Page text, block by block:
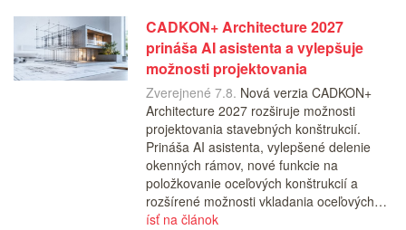
CADKON+ Architecture 2027
prináša AI asistenta a vylepšuje
možnosti projektovania
Zverejnené 7.8. Nová verzia CADKON+
Architecture 2027 rozširuje možnosti
projektovania stavebných konštrukcií.
Prináša AI asistenta, vylepšené delenie
okenných rámov, nové funkcie na
položkovanie oceľových konštrukcií a
rozšírené možnosti vkladania oceľových…
ísť na článok